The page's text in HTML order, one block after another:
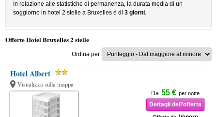
In relazione alle statistiche di permanenza, la durata media di un
soggiorno in hotel 2 stelle a Bruxelles è di3 giorni.
Offerte Hotel Bruxelles 2 stelle
Ordina per
Hotel Albert
Visualizza sulla mappa
Da 55 € per notte
Dettagli dell'offerta